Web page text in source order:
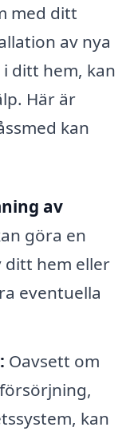
med ditt
av nya
ditt hem, kan
Här är
kan
av
göra en
hem eller
eventuella
Oavsett om
kan